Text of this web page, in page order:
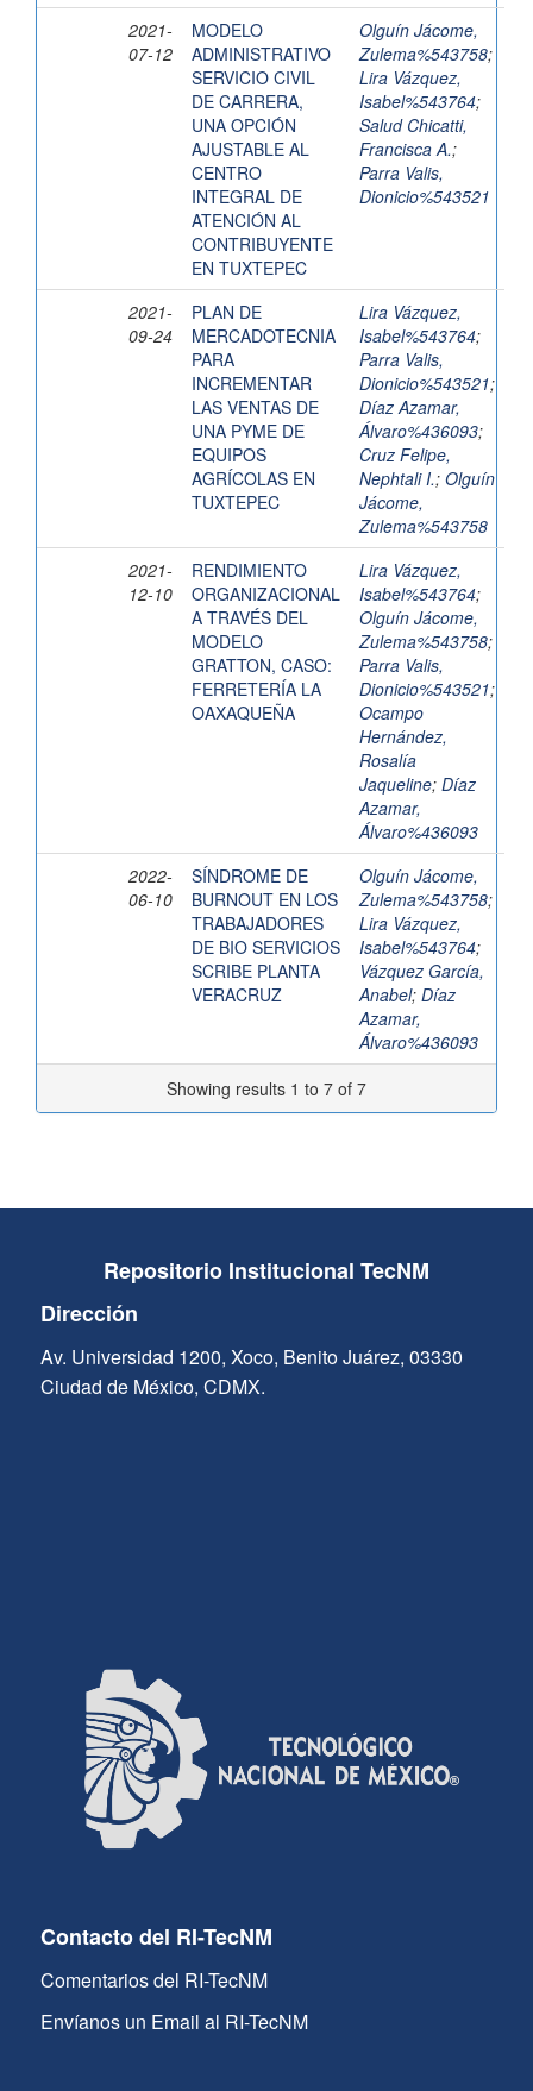
2021-
07-12
MODELO
ADMINISTRATIVO
SERVICIO CIVIL
DE CARRERA,
UNA OPCIÓN
AJUSTABLE AL
CENTRO
INTEGRAL DE
ATENCIÓN AL
CONTRIBUYENTE
EN TUXTEPEC
Olguín Jácome,
Zulema%543758;
Lira Vázquez,
Isabel%543764;
Salud Chicatti,
Francisca A.;
Parra Valis,
Dionicio%543521
2021-
09-24
PLAN DE
MERCADOTECNIA
PARA
INCREMENTAR
LAS VENTAS DE
UNA PYME DE
EQUIPOS
AGRÍCOLAS EN
TUXTEPEC
Lira Vázquez,
Isabel%543764;
Parra Valis,
Dionicio%543521;
Díaz Azamar,
Álvaro%436093;
Cruz Felipe,
Nephtali I.; Olguín
Jácome,
Zulema%543758
2021-
12-10
RENDIMIENTO
ORGANIZACIONAL
A TRAVÉS DEL
MODELO
GRATTON, CASO:
FERRETERÍA LA
OAXAQUEÑA
Lira Vázquez,
Isabel%543764;
Olguín Jácome,
Zulema%543758;
Parra Valis,
Dionicio%543521;
Ocampo
Hernández,
Rosalía
Jaqueline; Díaz
Azamar,
Álvaro%436093
2022-
06-10
SÍNDROME DE
BURNOUT EN LOS
TRABAJADORES
DE BIO SERVICIOS
SCRIBE PLANTA
VERACRUZ
Olguín Jácome,
Zulema%543758;
Lira Vázquez,
Isabel%543764;
Vázquez García,
Anabel; Díaz
Azamar,
Álvaro%436093
Showing results 1 to 7 of 7
Repositorio Institucional TecNM
Dirección
Av. Universidad 1200, Xoco, Benito Juárez, 03330
Ciudad de México, CDMX.
Contacto del RI-TecNM
Comentarios del RI-TecNM
Envíanos un Email al RI-TecNM